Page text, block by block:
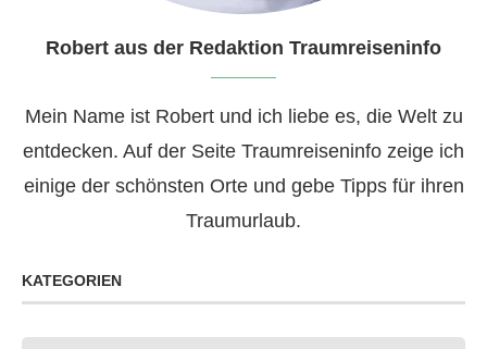
Robert aus der Redaktion Traumreiseninfo
Mein Name ist Robert und ich liebe es, die Welt zu
entdecken. Auf der Seite Traumreiseninfo zeige ich
einige der schönsten Orte und gebe Tipps für ihren
Traumurlaub.
KATEGORIEN